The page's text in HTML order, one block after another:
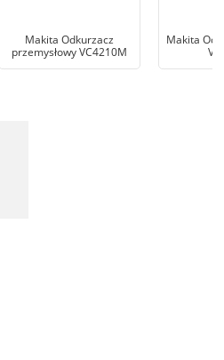
Makita Odkurzacz
przemysłowy VC4210M
Makita